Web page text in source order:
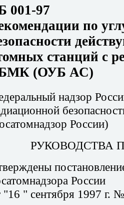
001-97
по
станций с
(ОУБ АС)
надзор
России)
РУКОВОДСТВА
России
"16 " сентября 1997 г.